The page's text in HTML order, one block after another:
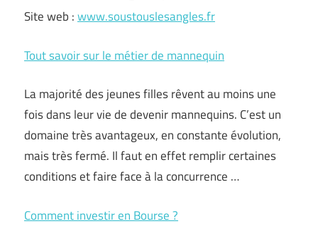
Site web :www.soustouslesangles.fr
Tout savoir sur le métier de mannequin
La majorité des jeunes filles rêvent au moins une
fois dans leur vie de devenir mannequins. C’est un
domaine très avantageux, en constante évolution,
mais très fermé. Il faut en effet remplir certaines
conditions et faire face à la concurrence …
Comment investir en Bourse ?